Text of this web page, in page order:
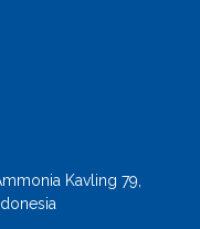
Kavling 79,